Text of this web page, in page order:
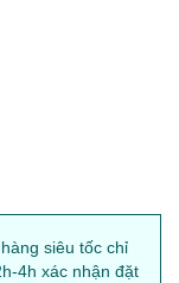
siêu tốc chỉ
4h xác nhận đặt